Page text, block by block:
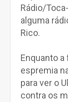
Rádio/
alguma
Rico.
Enquanto
espremia
para ver o
contra os